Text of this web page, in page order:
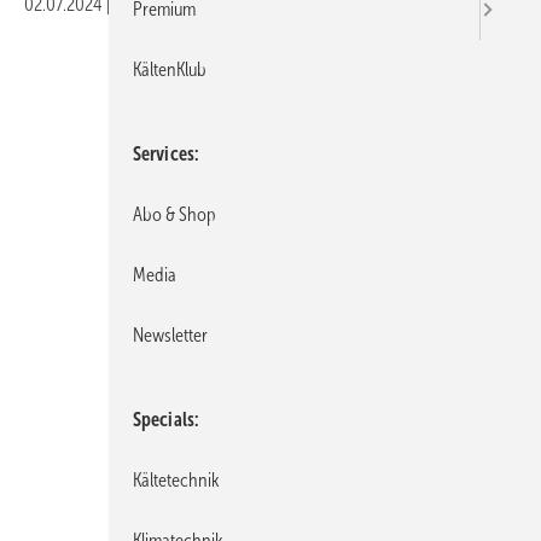
02.07.2024 Veröffentlicht in
Premium
KältenKlub
Services
Abo & Shop
Media
Newsletter
Specials
Kältetechnik